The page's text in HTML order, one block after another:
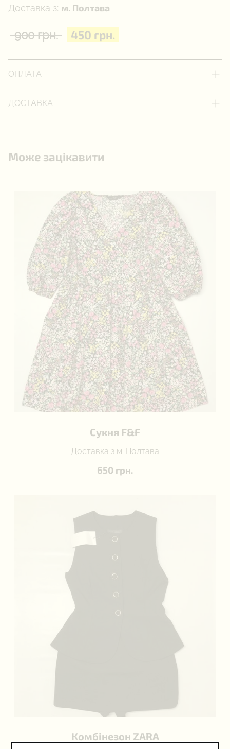
Доставка з: м. Полтава
900 грн. 450 грн.
ОПЛАТА
ДОСТАВКА
Може зацікавити
Сукня F&F
Доставка з м. Полтава
650 грн.
Комбінезон ZARA